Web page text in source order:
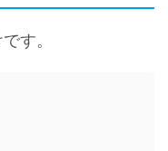
す。